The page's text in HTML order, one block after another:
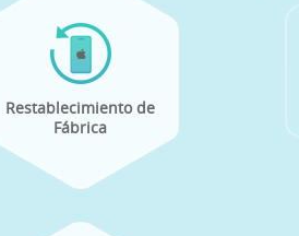
Restablecimiento de
Fábrica